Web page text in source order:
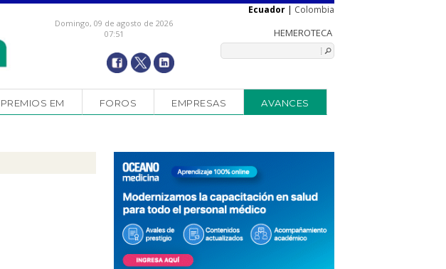
Domingo, 09 de agosto de 2026
07:51
Ecuador | Colombia
PREMIOS EM FOROS EMPRESAS AVANCES